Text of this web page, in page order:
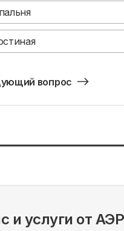
вопрос
и услуги от